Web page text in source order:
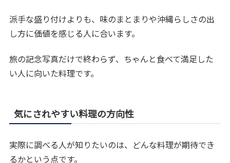
派手な盛り付けよりも、味のまとまりや沖縄らしさの出
し方に価値を感じる人に合います。
旅の記念写真だけで終わらず、ちゃんと食べて満足した
い人に向いた料理です。
気にされやすい料理の方向性
実際に調べる人が知りたいのは、どんな料理が期待でき
るかという点です。